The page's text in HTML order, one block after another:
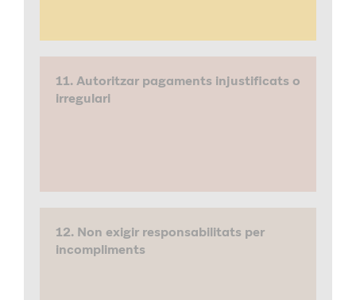
11. Autoritzar pagaments injustificats o
irregulari
12. Non exigir responsabilitats per
incompliments